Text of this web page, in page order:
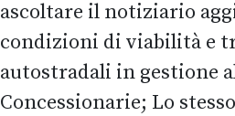
ascoltare il notiziario
condizioni di viabilità e
autostradali in gestione
Concessionarie; Lo